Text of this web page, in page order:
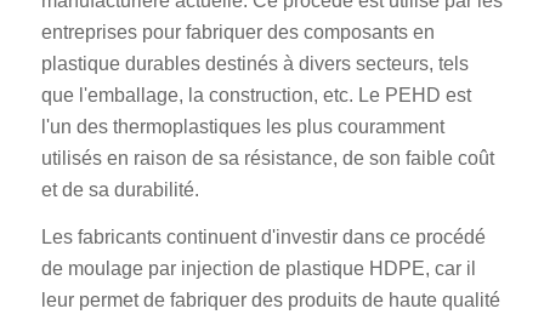
entreprises pour fabriquer des composants en
plastique durables destinés à divers secteurs, tels
que l'emballage, la construction, etc. Le PEHD est
l'un des thermoplastiques les plus couramment
utilisés en raison de sa résistance, de son faible coût
et de sa durabilité.
Les fabricants continuent d'investir dans ce procédé
de moulage par injection de plastique HDPE, car il
leur permet de fabriquer des produits de haute qualité